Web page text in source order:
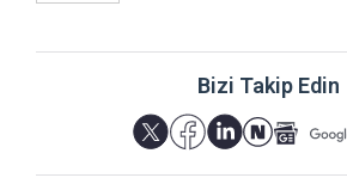
Bizi Takip Edin